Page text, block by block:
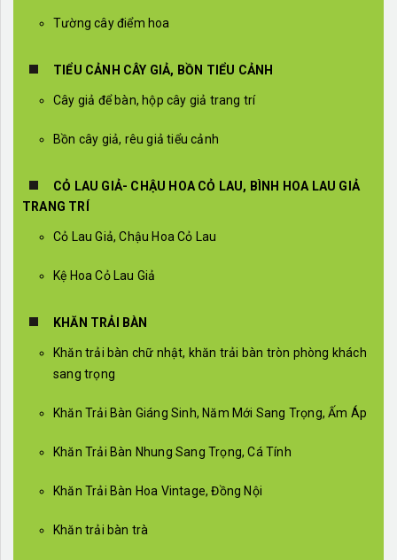
Tường cây điểm hoa
TIỂU CẢNH CÂY GIẢ, BỒN TIỂU CẢNH
Cây giả để bàn, hộp cây giả trang trí
Bồn cây giả, rêu giả tiểu cảnh
CỎ LAU GIẢ- CHẬU HOA CỎ LAU, BÌNH HOA LAU GIẢ
TRANG TRÍ
Cỏ Lau Giả, Chậu Hoa Cỏ Lau
Kệ Hoa Cỏ Lau Giả
KHĂN TRẢI BÀN
Khăn trải bàn chữ nhật, khăn trải bàn tròn phòng khách
sang trọng
Khăn Trải Bàn Giáng Sinh, Năm Mới Sang Trọng, Ấm Áp
Khăn Trải Bàn Nhung Sang Trọng, Cá Tính
Khăn Trải Bàn Hoa Vintage, Đồng Nội
Khăn trải bàn trà